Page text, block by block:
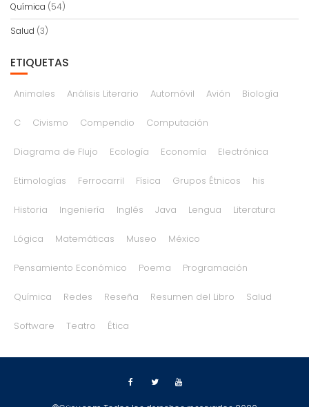
Química (54)
Salud (3)
ETIQUETAS
Animales Análisis Literario Automóvil Avión Biología
C Civismo Compendio Computación
Diagrama de Flujo Ecología Economía Electrónica
Etimologías Ferrocarril Física Grupos Étnicos his
Historia Ingeniería Inglés Java Lengua Literatura
Lógica Matemáticas Museo México
Pensamiento Económico Poema Programación
Química Redes Reseña Resumen del Libro Salud
Software Teatro Ética